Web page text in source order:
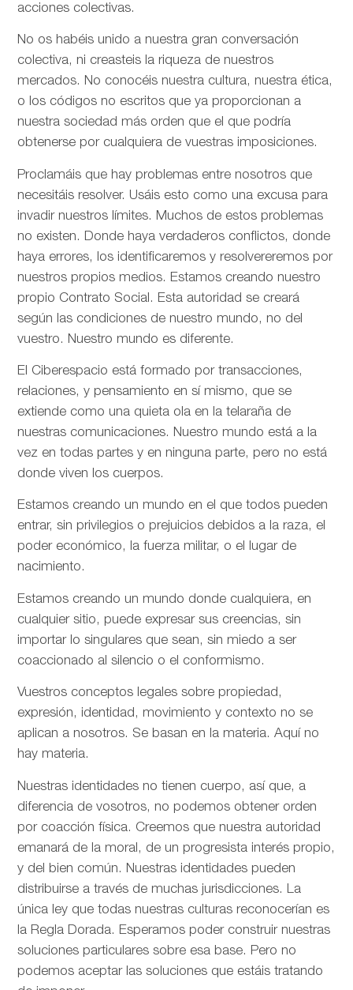
acciones colectivas.
No os habéis unido a nuestra gran conversación
colectiva, ni creasteis la riqueza de nuestros
mercados. No conocéis nuestra cultura, nuestra ética,
o los códigos no escritos que ya proporcionan a
nuestra sociedad más orden que el que podría
obtenerse por cualquiera de vuestras imposiciones.
Proclamáis que hay problemas entre nosotros que
necesitáis resolver. Usáis esto como una excusa para
invadir nuestros límites. Muchos de estos problemas
no existen. Donde haya verdaderos conflictos, donde
haya errores, los identificaremos y resolvereremos por
nuestros propios medios. Estamos creando nuestro
propio Contrato Social. Esta autoridad se creará
según las condiciones de nuestro mundo, no del
vuestro. Nuestro mundo es diferente.
El Ciberespacio está formado por transacciones,
relaciones, y pensamiento en sí mismo, que se
extiende como una quieta ola en la telaraña de
nuestras comunicaciones. Nuestro mundo está a la
vez en todas partes y en ninguna parte, pero no está
donde viven los cuerpos.
Estamos creando un mundo en el que todos pueden
entrar, sin privilegios o prejuicios debidos a la raza, el
poder económico, la fuerza militar, o el lugar de
nacimiento.
Estamos creando un mundo donde cualquiera, en
cualquier sitio, puede expresar sus creencias, sin
importar lo singulares que sean, sin miedo a ser
coaccionado al silencio o el conformismo.
Vuestros conceptos legales sobre propiedad,
expresión, identidad, movimiento y contexto no se
aplican a nosotros. Se basan en la materia. Aquí no
hay materia.
Nuestras identidades no tienen cuerpo, así que, a
diferencia de vosotros, no podemos obtener orden
por coacción física. Creemos que nuestra autoridad
emanará de la moral, de un progresista interés propio,
y del bien común. Nuestras identidades pueden
distribuirse a través de muchas jurisdicciones. La
única ley que todas nuestras culturas reconocerían es
la Regla Dorada. Esperamos poder construir nuestras
soluciones particulares sobre esa base. Pero no
podemos aceptar las soluciones que estáis tratando